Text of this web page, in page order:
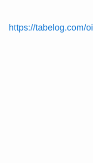
https://tabelog.com/